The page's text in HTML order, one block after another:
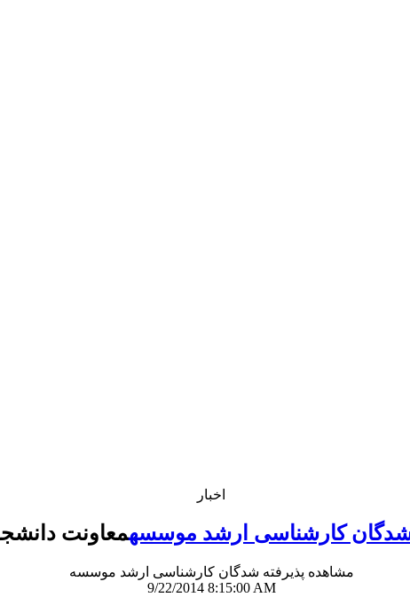
اخبار
شدگان کارشناسی ارشد موسسهمعاونت
مشاهده پذیرفته شدگان کارشناسی ارشد موسسه
9/22/2014 8:15:00 AM